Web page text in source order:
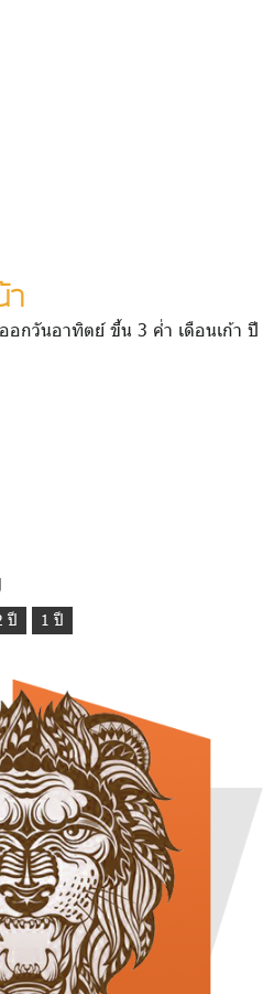
า
กวันอาทิตย์ ขึ้น 3 ค่ำ เดือนเก้า ปี
ปี 1 ปี